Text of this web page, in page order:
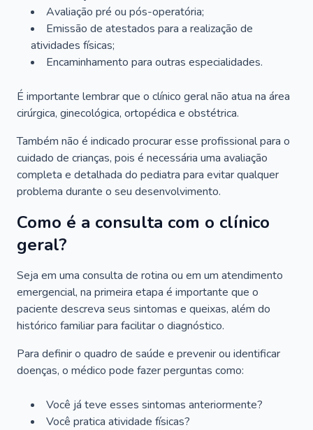
Avaliação pré ou pós-operatória;
Emissão de atestados para a realização de
atividades físicas;
Encaminhamento para outras especialidades.
É importante lembrar que o clínico geral não atua na área
cirúrgica, ginecológica, ortopédica e obstétrica.
Também não é indicado procurar esse profissional para o
cuidado de crianças, pois é necessária uma avaliação
completa e detalhada do pediatra para evitar qualquer
problema durante o seu desenvolvimento.
Como é a consulta com o clínico
geral?
Seja em uma consulta de rotina ou em um atendimento
emergencial, na primeira etapa é importante que o
paciente descreva seus sintomas e queixas, além do
histórico familiar para facilitar o diagnóstico.
Para definir o quadro de saúde e prevenir ou identificar
doenças, o médico pode fazer perguntas como:
Você já teve esses sintomas anteriormente?
Você pratica atividade físicas?